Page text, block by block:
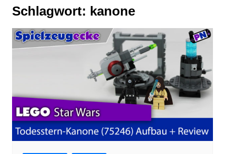
Schlagwort: kanone